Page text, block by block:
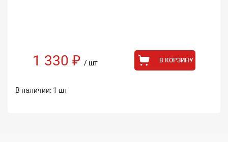
1 330 ₽ / шт В КОРЗИНУ
В наличии: 1 шт